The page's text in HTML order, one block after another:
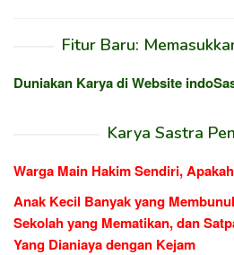
Fitur Baru:
Duniakan Karya di Website
Karya Sastra
Warga Main Hakim Sendiri,
Anak Kecil Banyak yang
Sekolah yang Mematikan, dan
Yang Dianiaya dengan Kejam